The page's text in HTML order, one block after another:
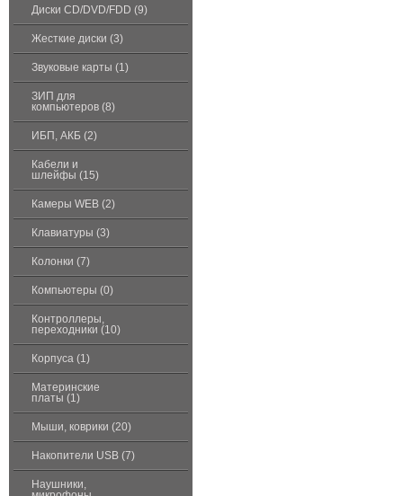
Диски CD/DVD/FDD (9)
Жесткие диски (3)
Звуковые карты (1)
ЗИП для
компьютеров (8)
ИБП, АКБ (2)
Кабели и
шлейфы (15)
Камеры WEB (2)
Клавиатуры (3)
Колонки (7)
Компьютеры (0)
Контроллеры,
переходники (10)
Корпуса (1)
Материнские
платы (1)
Мыши, коврики (20)
Накопители USB (7)
Наушники,